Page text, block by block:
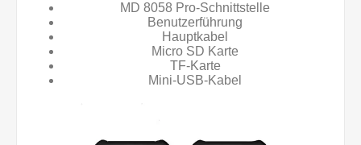
MD 8058 Pro-Schnittstelle
Benutzerführung
Hauptkabel
Micro SD Karte
TF-Karte
Mini-USB-Kabel